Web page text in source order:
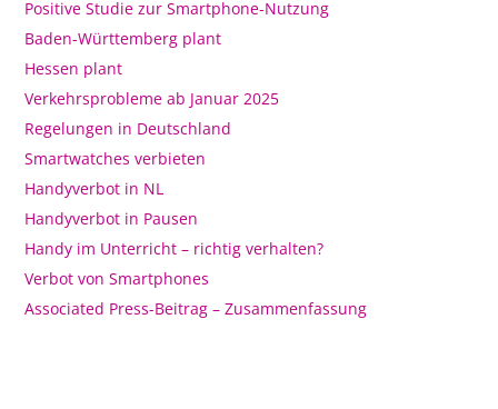
Positive Studie zur Smartphone-Nutzung
Baden-Württemberg plant
Hessen plant
Verkehrsprobleme ab Januar 2025
Regelungen in Deutschland
Smartwatches verbieten
Handyverbot in NL
Handyverbot in Pausen
Handy im Unterricht – richtig verhalten?
Verbot von Smartphones
Associated Press-Beitrag – Zusammenfassung